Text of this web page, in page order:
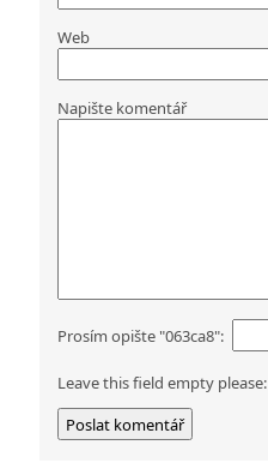
Web
Napište komentář
Prosím opište "063ca8":
Leave this field empty please: